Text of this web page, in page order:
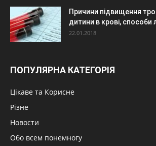
Причини підвищення
дитини в крові, способи
22.01.2018
ПОПУЛЯРНА КАТЕГОРІЯ
Цікаве та Корисне
Різне
Новости
Обо всем понемногу